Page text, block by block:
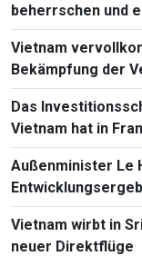
beherrschen und
Vietnam
Bekämpfung der
Das
Vietnam hat in
Außenminister Le
Vietnam wirbt in
neuer Direktflüge